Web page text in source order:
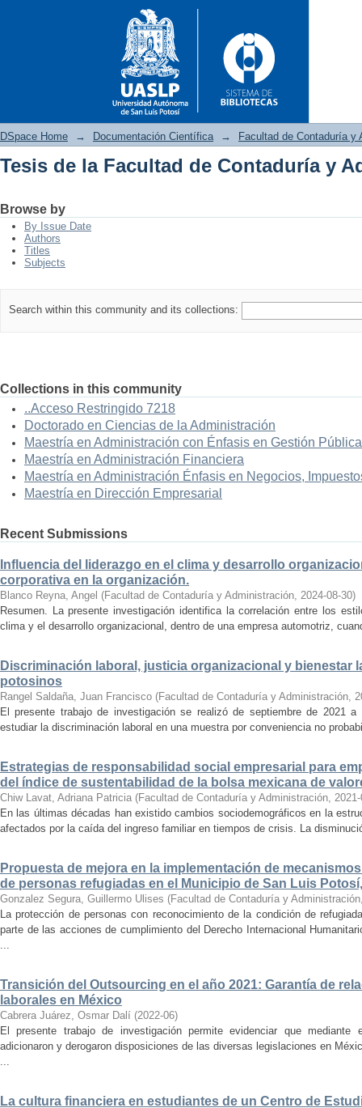
DSpace Home → Documentación Científica → Facultad de Contaduría y
Tesis de la Facultad de Contaduría y
Browse by
By Issue Date
Authors
Titles
Subjects
Search within this community and its collections:
Collections in this community
..Acceso Restringido 7218
Doctorado en Ciencias de la Administración
Maestría en Administración con Énfasis en Gestión Pública
Maestría en Administración Financiera
Maestría en Administración Énfasis en Negocios,
Maestría en Dirección Empresarial
Recent Submissions
Influencia del liderazgo en el clima y desarrollo
corporativa en la organización.
Blanco Reyna, Angel (Facultad de Contaduría y Administración, 2024-08-30)
Resumen. La presente investigación identifica la correlación entre los
clima y el desarrollo organizacional, dentro de una empresa automotriz,
Discriminación laboral, justicia organizacional y bienestar
potosinos
Rangel Saldaña, Juan Francisco (Facultad de Contaduría y Administración,
El presente trabajo de investigación se realizó de septiembre de 2021
estudiar la discriminación laboral en una muestra por conveniencia no
Estrategias de responsabilidad social empresarial para
del índice de sustentabilidad de la bolsa mexicana de
Chiw Lavat, Adriana Patricia (Facultad de Contaduría y Administración,
En las últimas décadas han existido cambios sociodemográficos en la
afectados por la caída del ingreso familiar en tiempos de crisis. La
Propuesta de mejora en la implementación de
de personas refugiadas en el Municipio de San Luis
Gonzalez Segura, Guillermo Ulises (Facultad de Contaduría y Administración
La protección de personas con reconocimiento de la condición de
parte de las acciones de cumplimiento del Derecho Internacional
...
Transición del Outsourcing en el año 2021: Garantía de
laborales en México
Cabrera Juárez, Osmar Dalí (2022-06)
El presente trabajo de investigación permite evidenciar que
adicionaron y derogaron disposiciones de las diversas legislaciones en
...
La cultura financiera en estudiantes de un Centro de